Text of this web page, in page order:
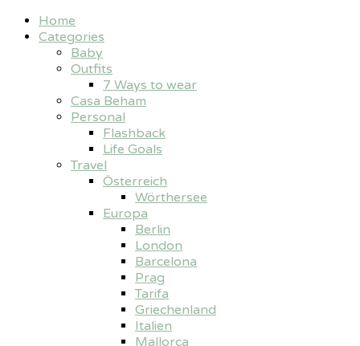
Home
Categories
Baby
Outfits
7 Ways to wear
Casa Beham
Personal
Flashback
Life Goals
Travel
Österreich
Wörthersee
Europa
Berlin
London
Barcelona
Prag
Tarifa
Griechenland
Italien
Mallorca